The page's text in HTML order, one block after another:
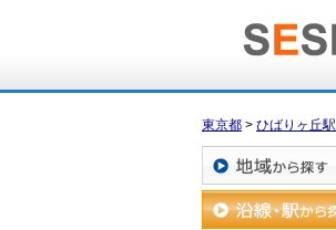
東京都 > ひばりヶ丘駅
地域から探す